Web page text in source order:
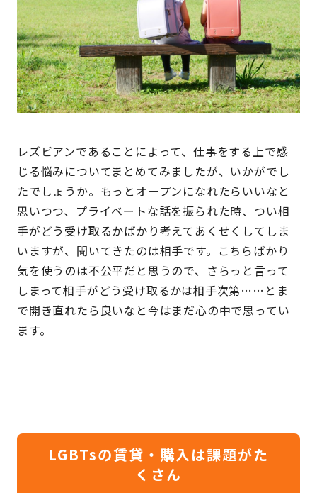
レズビアンであることによって、仕事をする上で感
じる悩みについてまとめてみましたが、いかがでし
たでしょうか。もっとオープンになれたらいいなと
思いつつ、プライベートな話を振られた時、つい相
手がどう受け取るかばかり考えてあくせくしてしま
いますが、聞いてきたのは相手です。こちらばかり
気を使うのは不公平だと思うので、さらっと言って
しまって相手がどう受け取るかは相手次第……とま
で開き直れたら良いなと今はまだ心の中で思ってい
ます。
LGBTsの賃貸・購入は課題がた
くさん